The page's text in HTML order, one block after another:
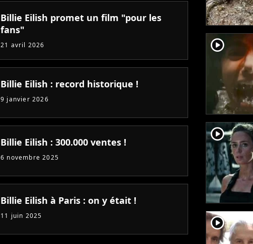
Billie Eilish promet un film "pour les
fans"
21 avril 2026
Billie Eilish : record historique !
9 janvier 2026
Billie Eilish : 300.000 ventes !
6 novembre 2025
Billie Eilish à Paris : on y était !
11 juin 2025
player2
player2
player2